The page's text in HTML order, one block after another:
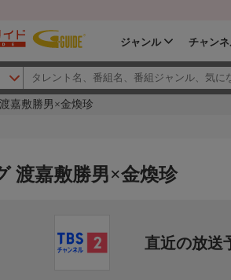
ジャンル チャン
嘉敷勝男×金煥珍
渡嘉敷勝男×金煥珍
直近の放送